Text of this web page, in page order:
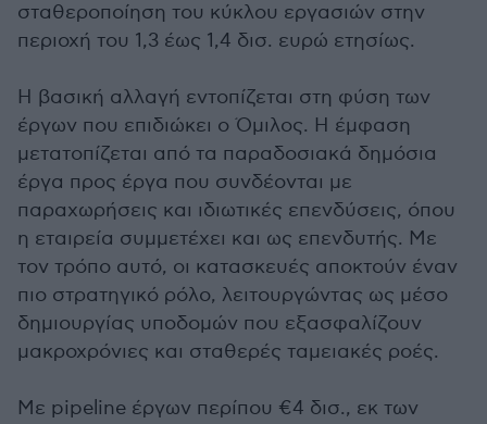
σταθεροποίηση του κύκλου εργασιών στην
περιοχή του 1,3 έως 1,4 δισ. ευρώ ετησίως.
Η βασική αλλαγή εντοπίζεται στη φύση των
έργων που επιδιώκει ο Όμιλος. Η έμφαση
μετατοπίζεται από τα παραδοσιακά δημόσια
έργα προς έργα που συνδέονται με
παραχωρήσεις και ιδιωτικές επενδύσεις, όπου
η εταιρεία συμμετέχει και ως επενδυτής. Με
τον τρόπο αυτό, οι κατασκευές αποκτούν έναν
πιο στρατηγικό ρόλο, λειτουργώντας ως μέσο
δημιουργίας υποδομών που εξασφαλίζουν
μακροχρόνιες και σταθερές ταμειακές ροές.
Με pipeline έργων περίπου €4 δισ., εκ των